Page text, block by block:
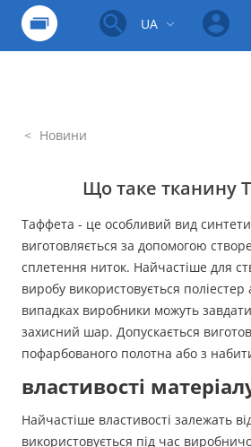
UA
Новини
Що таке тканину
Таффета - це особливий вид
виготовляється за допомогою
сплетення ниток. Найчастіше для
виробу використовується
випадках виробники можуть
захисний шар. Допускається
пофарбованого полотна або з
властивості
Найчастіше властивості залежать
використовується під час